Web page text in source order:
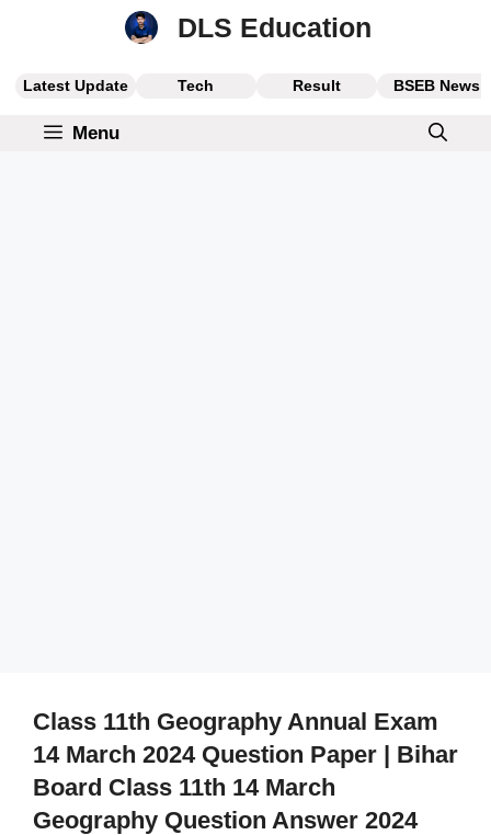
DLS Education
Latest Update Tech Result BSEB News
Menu
Class 11th Geography Annual Exam
14 March 2024 Question Paper | Bihar
Board Class 11th 14 March
Geography Question Answer 2024